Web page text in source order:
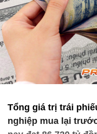
Tổng giá trị trái
nghiệp mua lại